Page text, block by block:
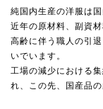
純国内生産の洋服は
近年の原材料、副資
高齢に伴う職人の引
いでいます。
工場の減少における
れ、この先、国産品